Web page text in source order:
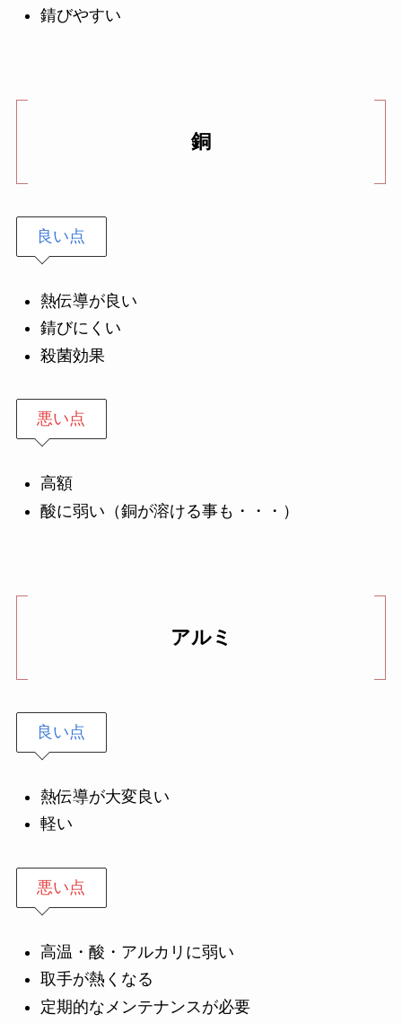
錆びやすい
銅
良い点
熱伝導が良い
錆びにくい
殺菌効果
悪い点
高額
酸に弱い（銅が溶ける事も・・・）
アルミ
良い点
熱伝導が大変良い
軽い
悪い点
高温・酸・アルカリに弱い
取手が熱くなる
定期的なメンテナンスが必要